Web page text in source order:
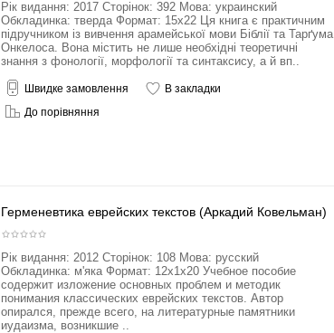
Рік видання: 2017 Сторінок: 392 Мова: украинский
Обкладинка: тверда Формат: 15x22 Ця книга є практичним
підручником із вивчення арамейської мови Біблії та Тарґума
Онкелоса. Вона містить не лише необхідні теоретичні
знання з фонології, морфології та синтаксису, а й вп..
Швидке замовлення
В закладки
До порівняння
Герменевтика еврейских текстов (Аркадий Ковельман)
Рік видання: 2012 Сторінок: 108 Мова: русский
Обкладинка: м'яка Формат: 12x1x20 Учебное пособие
содержит изложение основных проблем и методик
понимания классических еврейских текстов. Автор
опирался, прежде всего, на литературные памятники
иудаизма, возникшие ..